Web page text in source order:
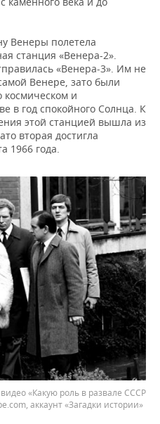
Венеры полетела
станция «Венера-2».
«Венера-3». Им не
Венере, зато были
и
в год спокойного Солнца. К
этой станцией вышла из
вторая достигла
1966 года.
«Какую роль в развале СССР
аккаунт «Загадки истории»